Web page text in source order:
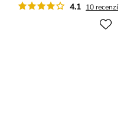
4.1 10 recenzí